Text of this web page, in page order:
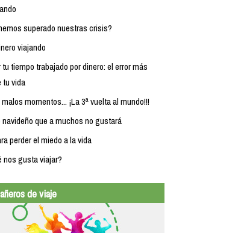
superado nuestras crisis?
viajando
tiempo trabajado por dinero: el error más
tu vida
momentos... ¡La 3ª vuelta al mundo!!!
que a muchos no gustará
perder el miedo a la vida
nos gusta viajar?
de viaje